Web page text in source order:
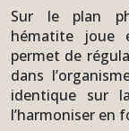
Sur le plan
hématite joue
permet de
dans
identique sur
l’harmoniser en